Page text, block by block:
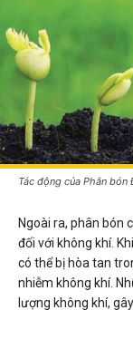
Tác động của Phân
Ngoài ra, phân bón
đối với không khí.
có thể bị hòa tan
nhiễm không khí.
lượng không khí,